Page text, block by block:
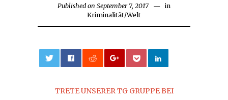
Published on September 7, 2017
in
Kriminalität/Welt
TRETE UNSERER TG GRUPPE BEI